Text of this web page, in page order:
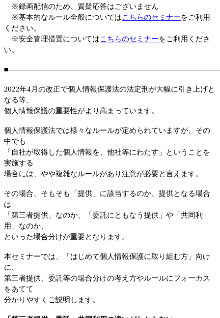
※録画配信のため、質疑応答はございません
※基本的なルール全般についてはこちらのセミナーをご利用
ください。
※安全管理措置についてはこちらのセミナーをご利用くださ
い。
2022年4月の改正で個人情報保護法の法定刑が大幅に引き上げと
なる等、
個人情報保護の重要性がより高まっています。
個人情報保護法では様々なルールが定められていますが、その
中でも
「自社が取得した個人情報を、他社等にわたす」ということを
実施する
場合には、やや複雑なルールがあり注意が必要と言えます。
その場合、そもそも「提供」に該当するのか、提供となる場合
は
「第三者提供」なのか、「委託にともなう提供」や「共同利
用」なのか、
といった場合分けが重要となります。
本セミナーでは、「はじめて個人情報保護に取り組む方」向け
に、
第三者提供、委託等の場合分けの考え方やルールにフォーカス
をあてて
分かりやすくご説明します。